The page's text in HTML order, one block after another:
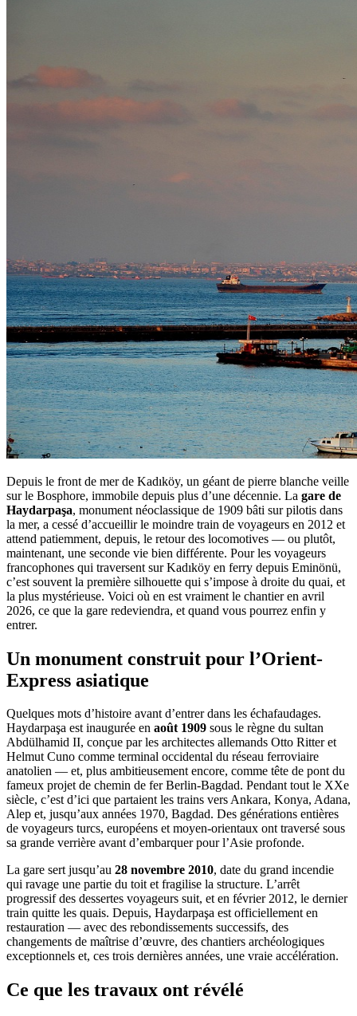
Depuis le front de mer de Kadıköy, un géant de pierre blanche veille
sur le Bosphore, immobile depuis plus d’une décennie. La gare de
Haydarpaşa, monument néoclassique de 1909 bâti sur pilotis dans
la mer, a cessé d’accueillir le moindre train de voyageurs en 2012 et
attend patiemment, depuis, le retour des locomotives — ou plutôt,
maintenant, une seconde vie bien différente. Pour les voyageurs
francophones qui traversent sur Kadıköy en ferry depuis Eminönü,
c’est souvent la première silhouette qui s’impose à droite du quai, et
la plus mystérieuse. Voici où en est vraiment le chantier en avril
2026, ce que la gare redeviendra, et quand vous pourrez enfin y
entrer.
Un monument construit pour l’Orient-
Express asiatique
Quelques mots d’histoire avant d’entrer dans les échafaudages.
Haydarpaşa est inaugurée en août 1909 sous le règne du sultan
Abdülhamid II, conçue par les architectes allemands Otto Ritter et
Helmut Cuno comme terminal occidental du réseau ferroviaire
anatolien — et, plus ambitieusement encore, comme tête de pont du
fameux projet de chemin de fer Berlin-Bagdad. Pendant tout le XXe
siècle, c’est d’ici que partaient les trains vers Ankara, Konya, Adana,
Alep et, jusqu’aux années 1970, Bagdad. Des générations entières
de voyageurs turcs, européens et moyen-orientaux ont traversé sous
sa grande verrière avant d’embarquer pour l’Asie profonde.
La gare sert jusqu’au 28 novembre 2010, date du grand incendie
qui ravage une partie du toit et fragilise la structure. L’arrêt
progressif des dessertes voyageurs suit, et en février 2012, le dernier
train quitte les quais. Depuis, Haydarpaşa est officiellement en
restauration — avec des rebondissements successifs, des
changements de maîtrise d’œuvre, des chantiers archéologiques
exceptionnels et, ces trois dernières années, une vraie accélération.
Ce que les travaux ont révélé